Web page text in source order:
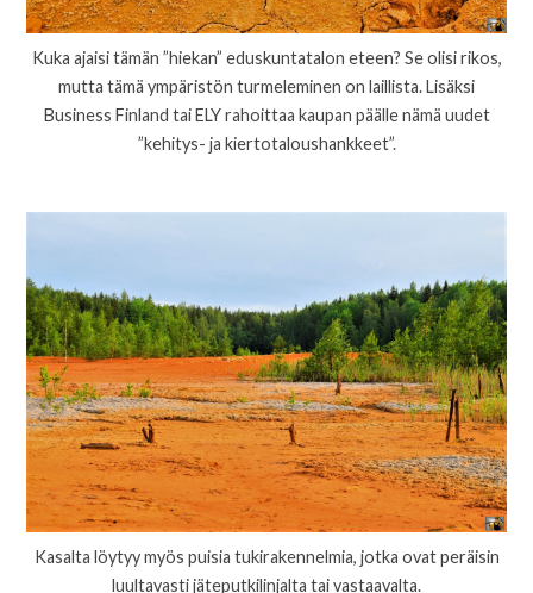
Kuka ajaisi tämän ”hiekan” eduskuntatalon eteen? Se olisi rikos,
mutta tämä ympäristön turmeleminen on laillista. Lisäksi
Business Finland tai ELY rahoittaa kaupan päälle nämä uudet
”kehitys- ja kiertotaloushankkeet”.
Kasalta löytyy myös puisia tukirakennelmia, jotka ovat peräisin
luultavasti jäteputkilinjalta tai vastaavalta.